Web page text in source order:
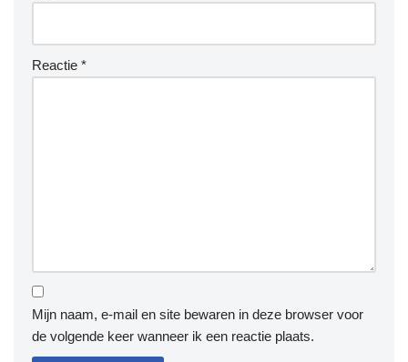
Reactie *
Mijn naam, e-mail en site bewaren in deze browser voor
de volgende keer wanneer ik een reactie plaats.